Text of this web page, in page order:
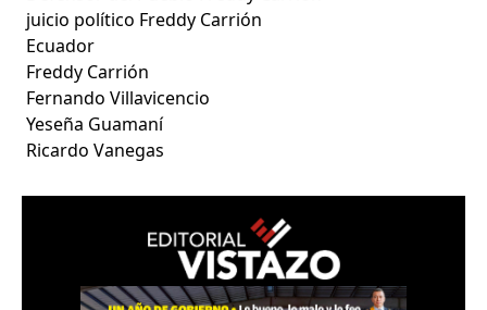
juicio político Freddy Carrión
Ecuador
Freddy Carrión
Fernando Villavicencio
Yeseña Guamaní
Ricardo Vanegas